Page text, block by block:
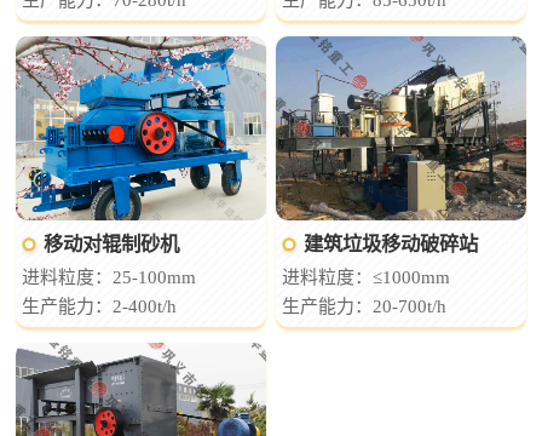
移动对辊制砂机
进料粒度：25-100mm
生产能力：2-400t/h
建筑垃圾移动破碎站
进料粒度：≤1000mm
生产能力：20-700t/h